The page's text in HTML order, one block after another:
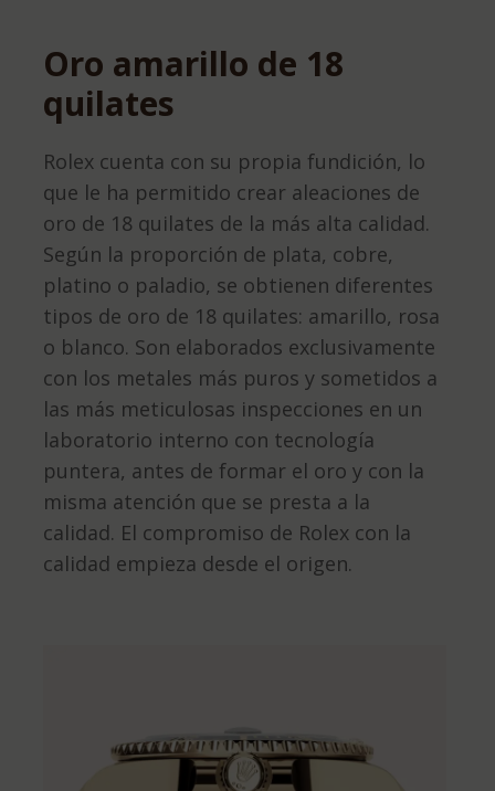
Oro amarillo de 18
quilates
Rolex cuenta con su propia fundición, lo
que le ha permitido crear aleaciones de
oro de 18 quilates de la más alta calidad.
Según la proporción de plata, cobre,
platino o paladio, se obtienen diferentes
tipos de oro de 18 quilates: amarillo, rosa
o blanco. Son elaborados exclusivamente
con los metales más puros y sometidos a
las más meticulosas inspecciones en un
laboratorio interno con tecnología
puntera, antes de formar el oro y con la
misma atención que se presta a la
calidad. El compromiso de Rolex con la
calidad empieza desde el origen.